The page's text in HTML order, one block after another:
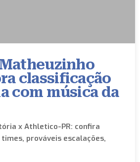
classificação
com música da
x Athletico-PR: confira
prováveis escalações,